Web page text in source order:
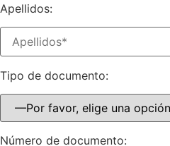
Apellidos:
Tipo de documento:
Número de documento: